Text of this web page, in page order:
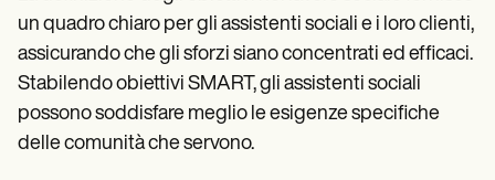
un quadro chiaro per gli assistenti sociali e i loro clienti,
assicurando che gli sforzi siano concentrati ed efficaci.
Stabilendo obiettivi SMART, gli assistenti sociali
possono soddisfare meglio le esigenze specifiche
delle comunità che servono.